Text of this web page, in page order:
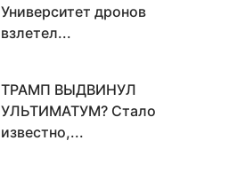
Университет дронов
взлетел...
ТРАМП ВЫДВИНУЛ
УЛЬТИМАТУМ? Стало
известно,...